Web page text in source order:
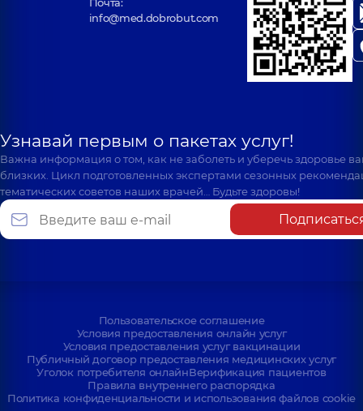
info@med.dobrobut.com
Узнавай первым о пакетах услуг!
Важна информация о том, как не заболеть и уберечь здоровье
близких. Цикл подготовленных экспертами сезонных
тематических советов наших врачей… Будьте здоровы!
Пользовательское соглашение
Условия предоставления онлайн услуг
Условия предоставления услуг вакцинации
Публичный договор предоставления медицинских услуг
Уголок потребителя онлайнВерификация пациентов
Правила внутреннего распорядка
Политика конфиденциальности и использования файлов cookie